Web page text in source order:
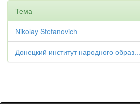
Тема
Nikolay Stefanovich
Донецкий институт народного образ...